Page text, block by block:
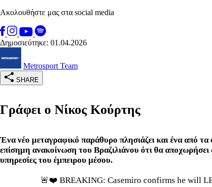
Ακολουθήστε μας στα social media
Δημοσιεύτηκε: 01.04.2026
Metrosport Team
SHARE
Γράφει ο Νίκος Κούρτης
Ένα νέο μεταγραφικό παράθυρο πλησιάζει και ένα από
επίσημη ανακοίνωση του Βραζιλιάνου ότι θα αποχωρήσει
υπηρεσίες του έμπειρου μέσου.
🚨❤️ BREAKING: Casemiro confirms he will